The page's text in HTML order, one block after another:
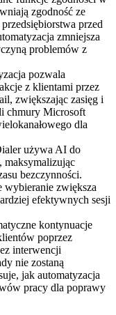
zgodność ze
przed
zmniejsza
problemów z
pozwala
z klientami przez
zwiększając zasięg i
chmury Microsoft
dla
używa AI do
maksymalizując
bezczynności.
wybieranie zwiększa
efektywnych sesji
kontynuacje
poprzez
interwencji
nie zostaną
jak automatyzacja
pracy dla poprawy